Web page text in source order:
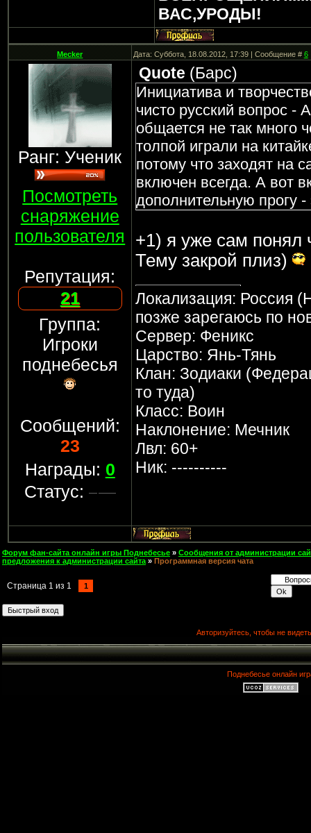
ВАС,УРОДЫ!
Mecker Дата: Суббота, 18.08.2012, 17:39 | Сообщение #6
Ранг: Ученик
Посмотреть
снаряжение
пользователя
Репутация:
21
Группа:
Игроки
поднебесья
Сообщений:
23
Награды: 0
Статус:
Quote (Барс)
Инициатива и
чисто русский вопрос -
общается не так много
толпой играли на
потому что заходят на
включен всегда. А вот
дополнительную прогу
+1) я уже сам понял
Тему закрой плиз)
Локализация: Россия
позже зарегаюсь по
Сервер: Феникс
Царство: Янь-Тянь
Клан: Зодиаки
то туда)
Класс: Воин
Наклонение: Мечник
Лвл: 60+
Ник: ----------
Форум фан-сайта онлайн игры Поднебесье » Сообщения от администрации
предложения к администрации сайта » Программная версия чата
Страница 1 из 1 1
Авторизуйтесь, чтобы не
Поднебесье онлайн